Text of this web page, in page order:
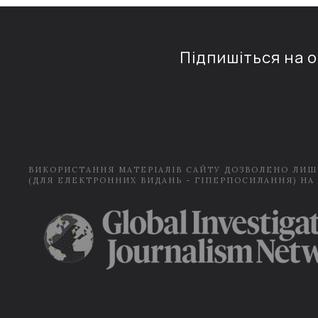
Підпишіться на
ВИКОРИСТАННЯ МАТЕРІАЛІВ САЙТУ ДОЗВОЛЕНО
(ДЛЯ ЕЛЕКТРОННИХ ВИДАНЬ - ГІПЕРПОСИЛАННЯ) НА